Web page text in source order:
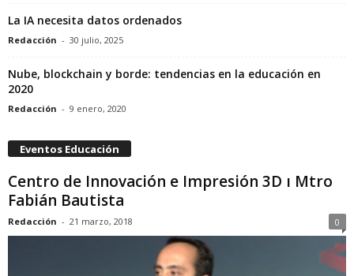
La IA necesita datos ordenados
Redacción - 30 julio, 2025
Nube, blockchain y borde: tendencias en la educación en
2020
Redacción - 9 enero, 2020
Eventos Educación
Centro de Innovación e Impresión 3D ı Mtro
Fabián Bautista
Redacción - 21 marzo, 2018 0